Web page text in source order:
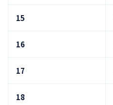
15
16
17
18